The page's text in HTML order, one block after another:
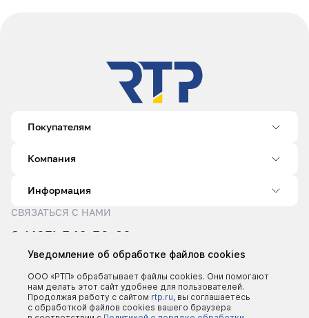
Покупателям
Компания
Информация
СВЯЗАТЬСЯ С НАМИ
8 (495) 540-52-62
sale@rtp.ru
Пн–Пт: 9:00–18:00
Уведомление об обработке файлов cookies
ООО «РТП» обрабатывает файлы cookies. Они помогают
нам делать этот сайт удобнее для пользователей.
Продолжая работу с сайтом rtp.ru, вы соглашаетесь
с обработкой файлов cookies вашего браузера